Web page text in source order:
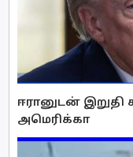
ஈரானுடன் இறுதி
அமெரிக்கா